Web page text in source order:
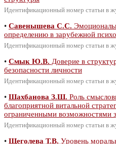
Идентификационный номер статьи в
• Савенышева С.С.
определению в зарубежной
Идентификационный номер статьи в
• Смык Ю.В. Доверие в
безопасности личности
Идентификационный номер статьи в
• Шахбанова З.Ш. Роль
благоприятной витальной
ограниченными возможностями
Идентификационный номер статьи в
• Щеголева Т.В. Уровень